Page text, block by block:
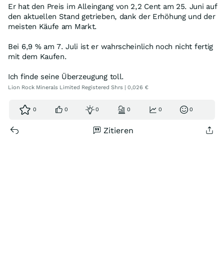
Er hat den Preis im Alleingang von 2,2 Cent am 25. Juni auf
den aktuellen Stand getrieben, dank der Erhöhung und der
meisten Käufe am Markt.
Bei 6,9 % am 7. Juli ist er wahrscheinlich noch nicht fertig
mit dem Kaufen.
Ich finde seine Überzeugung toll.
Lion Rock Minerals Limited Registered Shrs | 0,026 €
0 0 0 0 0 0
Zitieren